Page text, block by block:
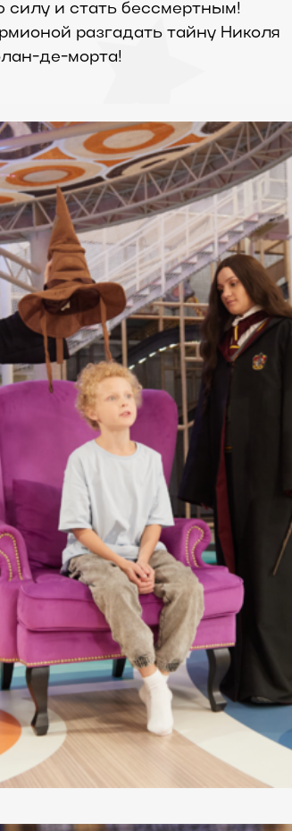
и стать бессмертным!
разгадать тайну Николя
де-морта!